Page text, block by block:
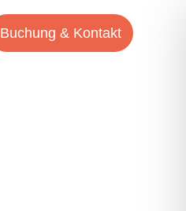
Buchung & Kontakt